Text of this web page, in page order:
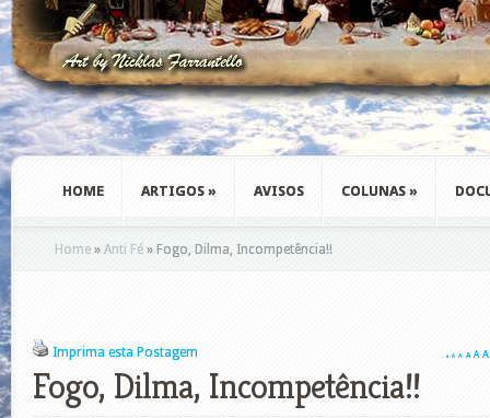
HOME ARTIGOS » AVISOS COLUNAS »
Home » Anti Fé » Fogo, Dilma, Incompetência!!
Imprima esta Postagem A A A A A A A
Fogo, Dilma, Incompetência!!